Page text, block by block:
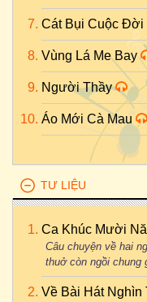
Cát Bụi Cuộc Đời
Vùng Lá Me Bay
Người Thầy
Áo Mới Cà Mau
TƯ LIỆU
Ca Khúc Mười
Câu chuyện về hai
thuở còn ngồi chung
Về Bài Hát Nghìn